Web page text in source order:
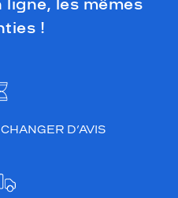
ligne, les mêmes
!
D’AVIS